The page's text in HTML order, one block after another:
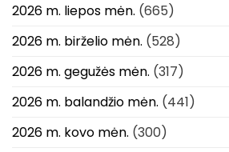
2026 m. liepos mėn. (665)
2026 m. birželio mėn. (528)
2026 m. gegužės mėn. (317)
2026 m. balandžio mėn. (441)
2026 m. kovo mėn. (300)